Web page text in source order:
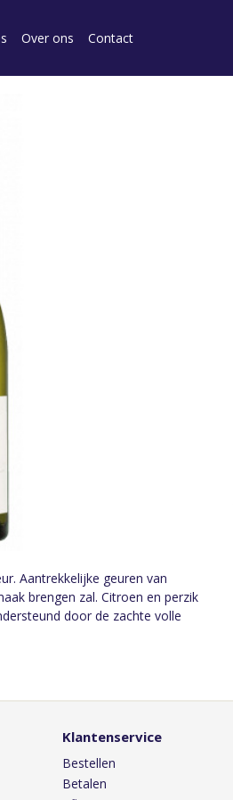
Over ons Contact
Aantrekkelijke geuren van
brengen zal. Citroen en perzik
door de zachte volle
Klantenservice
Bestellen
Betalen